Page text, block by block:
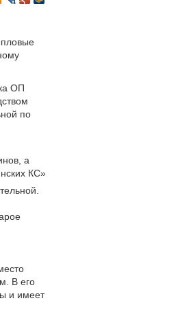
ОП
по
а
КС»
В его
и имеет